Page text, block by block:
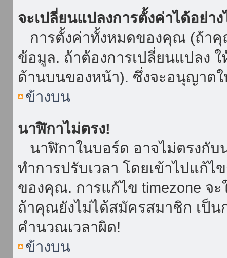
จะเปลี่ยนแปลงการตั้งค่าได้อย่าง
การตั้งค่าทั้งหมดของคุณ (ถ้าคุ
ข้อมูล. ถ้าต้องการเปลี่ยนแปลง
ด้านบนของหน้า). ซึ่งจะอนุญาต
ข้างบน
นาฬิกาไม่ตรง!
นาฬิกาในบอร์ด อาจไม่ตรงกั
ทำการปรับเวลา โดยเข้าไปแก้
ของคุณ. การแก้ไข timezone จ
ถ้าคุณยังไม่ได้สมัครสมาชิก เป็
คำนวณเวลาผิด!
ข้างบน